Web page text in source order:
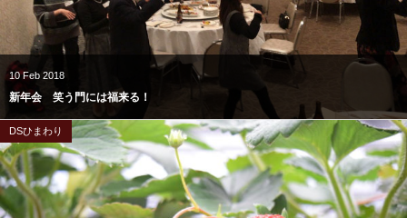
10 Feb 2018
新年会 笑う門には福来る！
DSひまわり